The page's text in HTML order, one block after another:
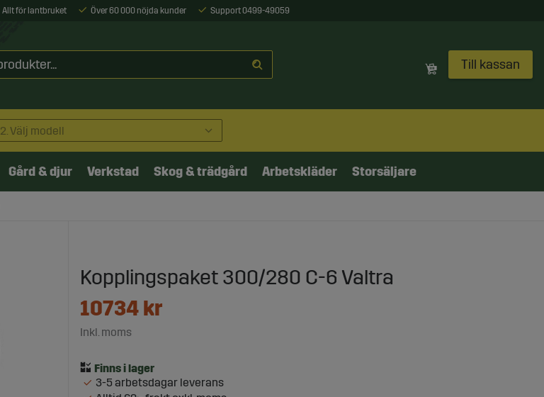
Allt för lantbruket Över 60 000 nöjda kunder Support 0499-49059
Till kassan
2. Välj modell
Gård & djur Verkstad Skog & trädgård Arbetskläder Storsäljare
Kopplingspaket 300/280 C-6 Valtra
10734kr
Inkl. moms
3-5 arbetsdagar leverans